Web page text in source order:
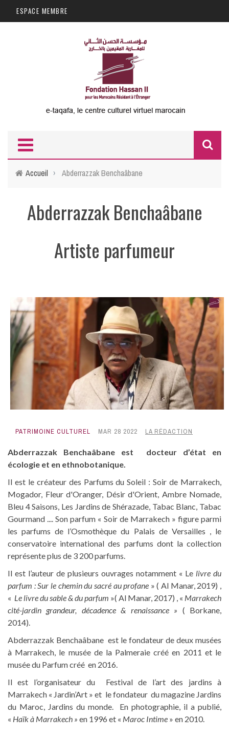
Aller au contenu principal
ESPACE MEMBRE
Accueil › Abderrazzak Benchaâbane
Abderrazzak Benchaâbane
Artiste parfumeur
PATRIMOINE CULTUREL MAR 28 2022 LA RÉDACTION
Abderrazzak Benchaâbane est docteur d’état en
écologie et en ethnobotanique.
Il est le créateur des Parfums du Soleil : Soir de Marrakech,
Mogador, Fleur d'Oranger, Désir d'Orient, Ambre Nomade,
Bleu 4 Saisons, Les Jardins de Shérazade, Tabac Blanc, Tabac
Gourmand .... Son parfum « Soir de Marrakech » figure parmi
les parfums de l’Osmothèque du Palais de Versailles , le
conservatoire international des parfums dont la collection
représente plus de 3 200 parfums.
Il est l’auteur de plusieurs ouvrages notamment « Le livre du
parfum : Sur le chemin du sacré au profane » ( Al Manar, 2019) ,
« Le livre du sable & du parfum »( Al Manar, 2017) , « Marrakech
cité-jardin grandeur, décadence & renaissance » ( Borkane,
2014).
Abderrazzak Benchaâbane est le fondateur de deux musées
à Marrakech, le musée de la Palmeraie créé en 2011 et le
musée du Parfum créé en 2016.
Il est l’organisateur du Festival de l’art des jardins à
Marrakech « Jardin’Art » et le fondateur du magazine Jardins
du Maroc, Jardins du monde. En photographie, il a publié,
« Haïk à Marrakech » en 1996 et « Maroc Intime » en 2010.